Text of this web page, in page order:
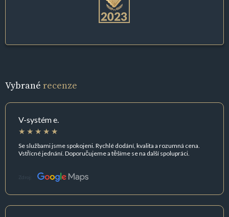
Vybrané recenze
V-systém e.
Se službami jsme spokojeni. Rychlé dodání, kvalita a rozumná cena.
Vstřícné jednání. Doporučujeme a těšíme se na další spolupráci.
Zdroj: